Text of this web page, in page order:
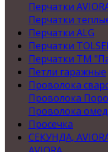
Перчатки
Перчатки
Перчатки ALG
Перчатки
Перчатки ТМ
Петли гаражные
Проволока
Проволока
Проволока
Просечка
СЕКУНДА,